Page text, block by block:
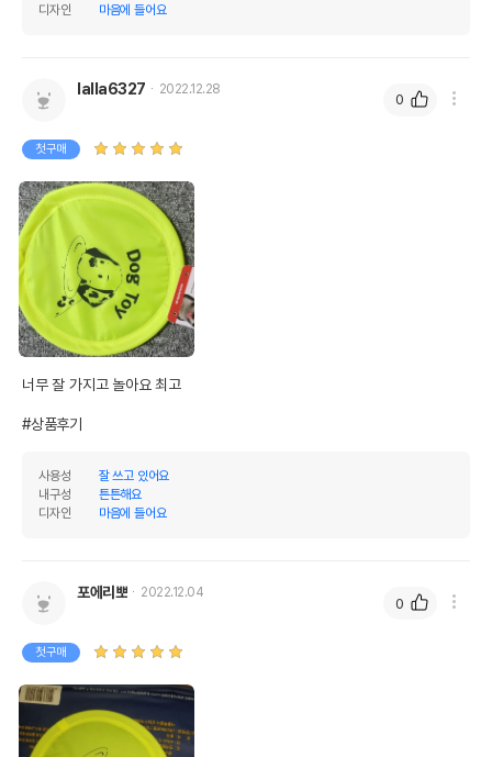
디자인
마음에 들어요
lalla6327 2022.12.28
첫구매
너무 잘 가지고 놀아요 최고
#상품후기
사용성
잘 쓰고 있어요
내구성
튼튼해요
디자인
마음에 들어요
0
포에리뽀 2022.12.04
첫구매
0